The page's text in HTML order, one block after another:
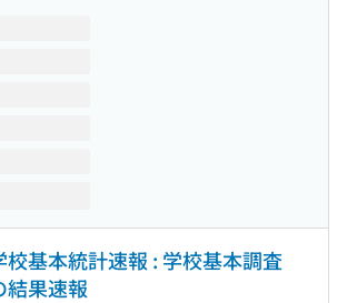
校基本統計速報 : 学校基本調査
結果速報